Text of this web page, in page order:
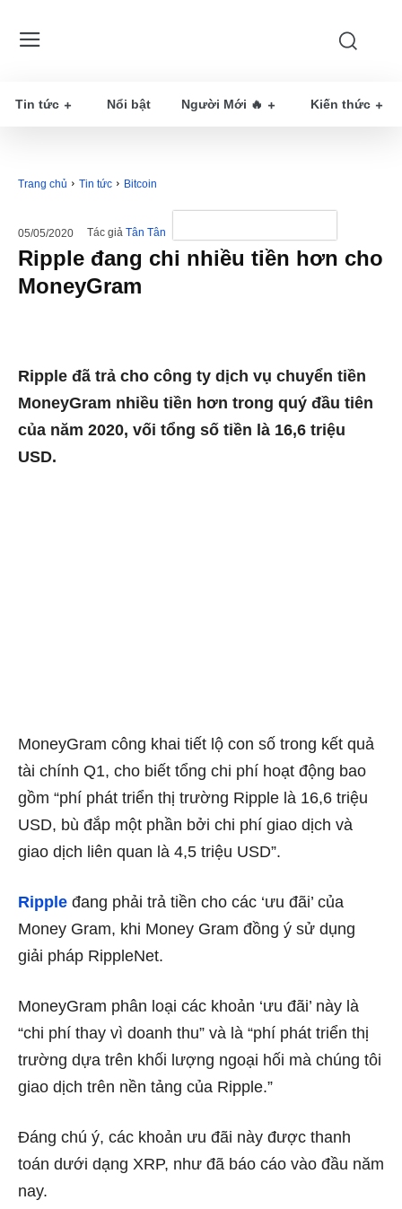
Tin tức Nổi bật Người Mới 🔥 Kiến thức
Trang chủ Tin tức Bitcoin
05/05/2020 Tác giả Tân Tân
Ripple đang chi nhiều tiền hơn cho
MoneyGram
Ripple đã trả cho công ty dịch vụ chuyển tiền
MoneyGram nhiều tiền hơn trong quý đầu tiên
của năm 2020, vối tổng số tiền là 16,6 triệu
USD.
MoneyGram công khai tiết lộ con số trong kết quả
tài chính Q1, cho biết tổng chi phí hoạt động bao
gồm “phí phát triển thị trường Ripple là 16,6 triệu
USD, bù đắp một phần bởi chi phí giao dịch và
giao dịch liên quan là 4,5 triệu USD”.
Ripple đang phải trả tiền cho các ‘ưu đãi’ của
Money Gram, khi Money Gram đồng ý sử dụng
giải pháp RippleNet.
MoneyGram phân loại các khoản ‘ưu đãi’ này là
“chi phí thay vì doanh thu” và là “phí phát triển thị
trường dựa trên khối lượng ngoại hối mà chúng tôi
giao dịch trên nền tảng của Ripple.”
Đáng chú ý, các khoản ưu đãi này được thanh
toán dưới dạng XRP, như đã báo cáo vào đầu năm
nay.